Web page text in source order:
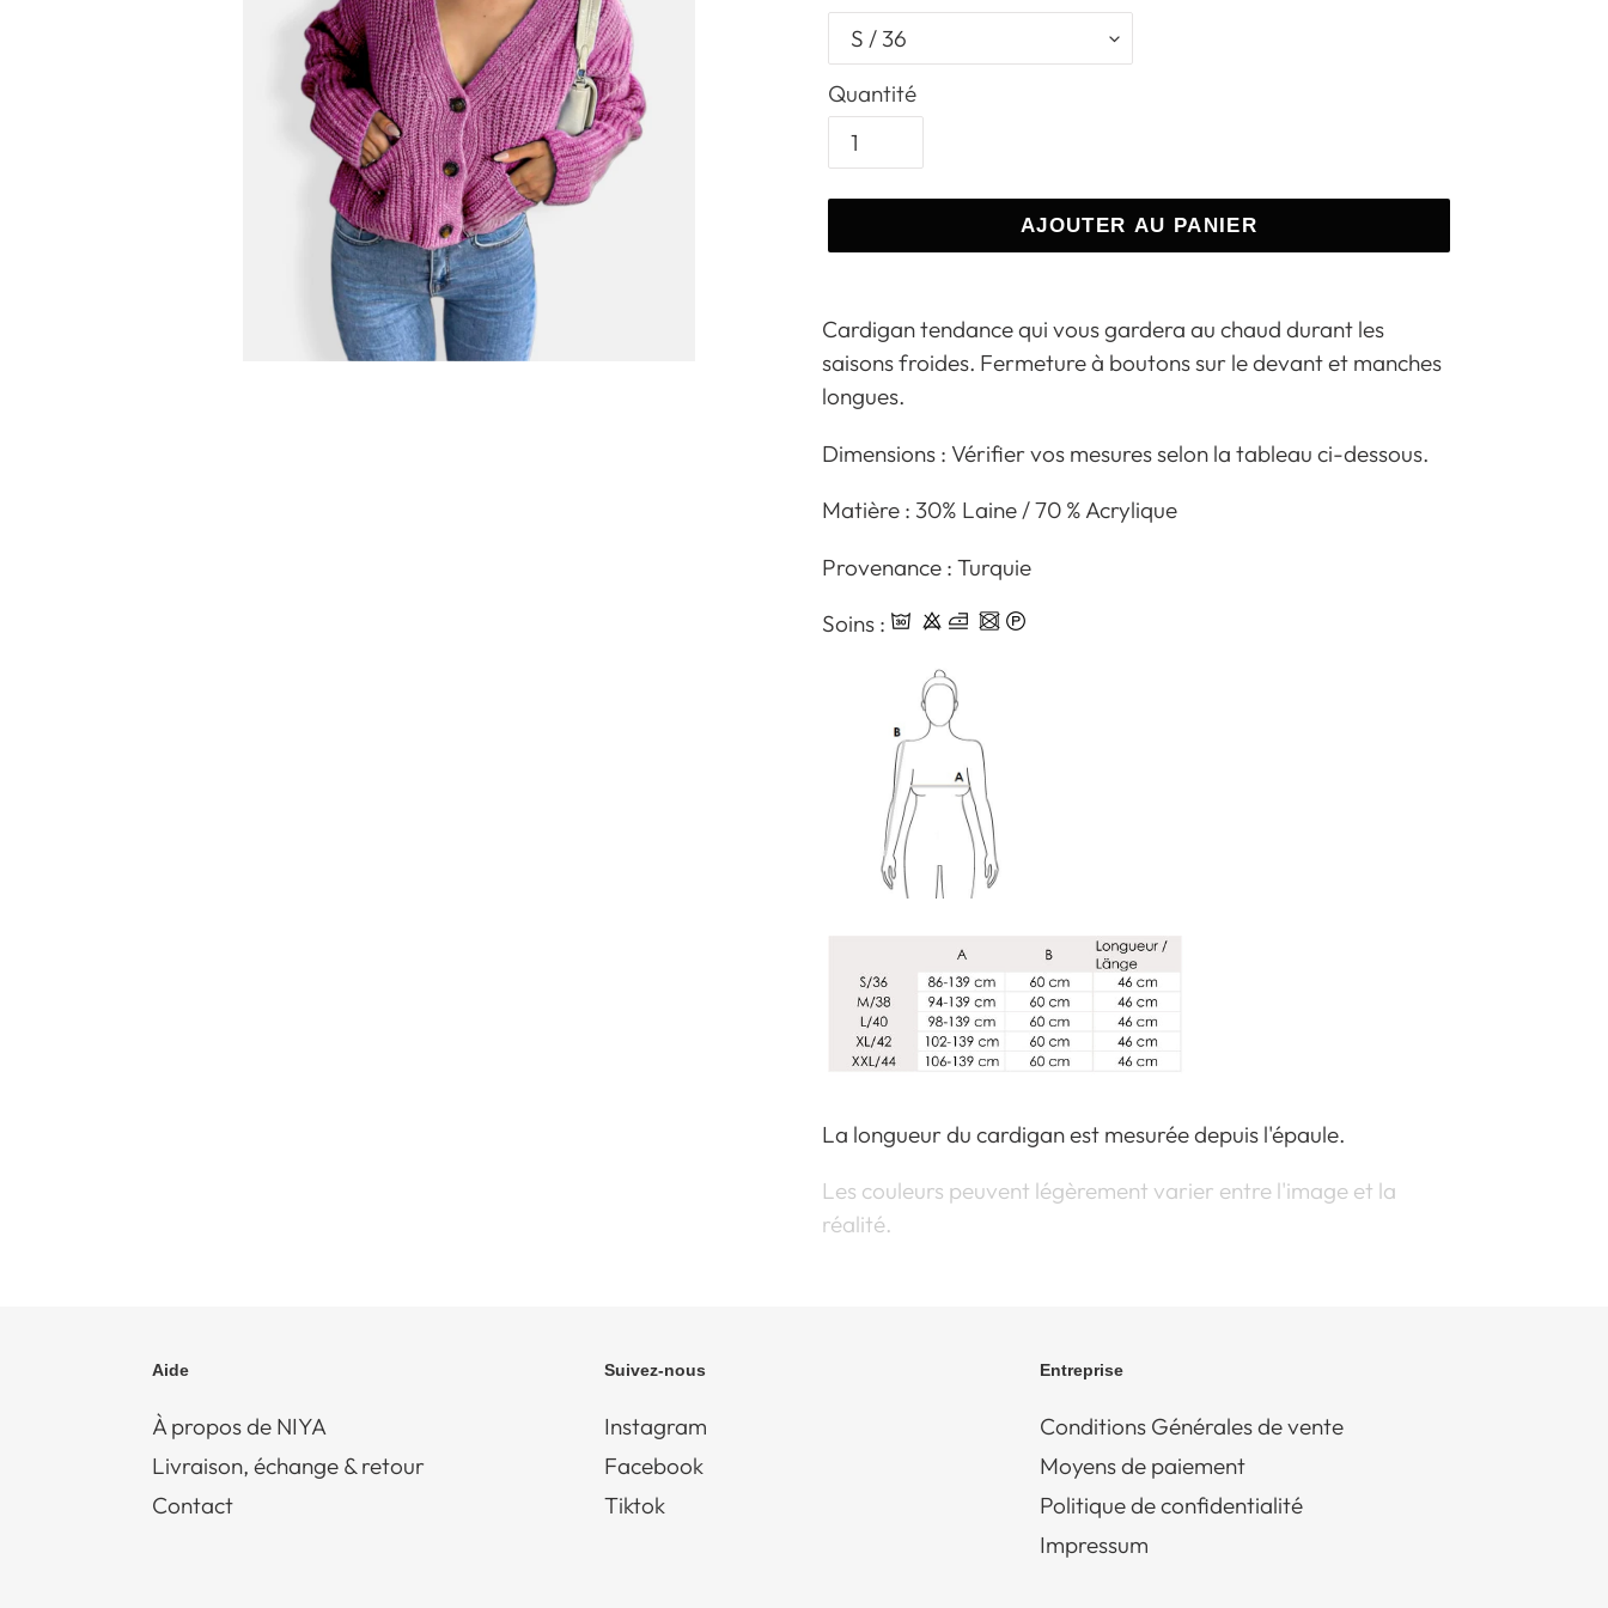
Quantité
AJOUTER AU PANIER
d'un
produit
à
panier
Cardigan tendance qui vous gardera au chaud durant les
saisons froides. Fermeture à boutons sur le devant et manches
longues.
Dimensions : Vérifier vos mesures selon la tableau ci-dessous.
Matière : 30% Laine / 70 % Acrylique
Provenance : Turquie
Soins :
La longueur du cardigan est mesurée depuis l'épaule.
Les couleurs peuvent légèrement varier entre l'image et la
réalité.
Aide
À propos de NIYA
Livraison, échange & retour
Contact
Suivez-nous
Instagram
Facebook
Tiktok
Entreprise
Conditions Générales de vente
Moyens de paiement
Politique de confidentialité
Impressum